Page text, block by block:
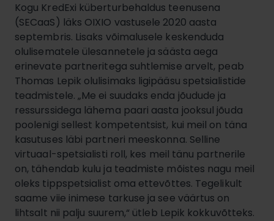
Kogu KredExi küberturbehaldus teenusena
(SECaaS) läks OIXIO vastusele 2020 aasta
septembris. Lisaks võimalusele keskenduda
olulisematele ülesannetele ja säästa aega
erinevate partneritega suhtlemise arvelt, peab
Thomas Lepik olulisimaks ligipääsu spetsialistide
teadmistele. „Me ei suudaks enda jõudude ja
ressurssidega lähema paari aasta jooksul jõuda
poolenigi sellest kompetentsist, kui meil on täna
kasutuses läbi partneri meeskonna. Selline
virtuaal-spetsialisti roll, kes meil tänu partnerile
on, tähendab kulu ja teadmiste mõistes nagu meil
oleks tippspetsialist oma ettevõttes. Tegelikult
saame viie inimese tarkuse ja see väärtus on
lihtsalt nii palju suurem,“ ütleb Lepik kokkuvõtteks.